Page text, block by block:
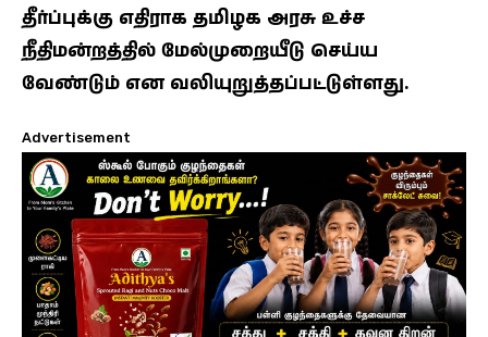
தீர்ப்புக்கு எதிராக தமிழக அரசு உச்ச
நீதிமன்றத்தில் மேல்முறையீடு செய்ய
வேண்டும் என வலியுறுத்தப்பட்டுள்ளது.
Advertisement